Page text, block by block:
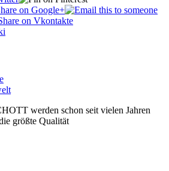
werden schon seit vielen Jahren
größte Qualität